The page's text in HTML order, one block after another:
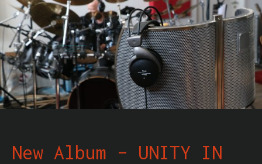
LA
Finest Rock 'n' Soul Tunes from Frankfurt/Germany
TOUR DATES 2017
MIMOSAS
New Album – UNITY IN